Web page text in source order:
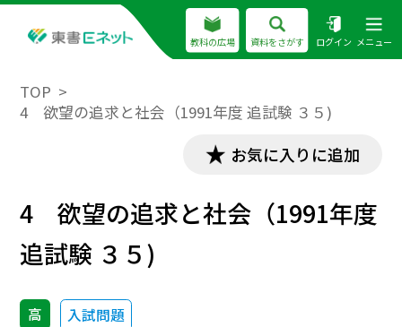
教科の広場 資料をさがす ログイン メニュー
TOP
4 欲望の追求と社会（1991年度 追試験 ３５)
お気に入りに追加
4 欲望の追求と社会（1991年度
追試験 ３５)
高 入試問題